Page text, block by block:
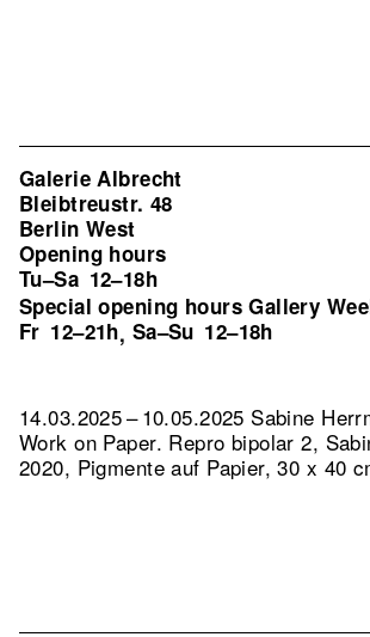
Galerie Albrecht
Bleibtreustr. 48
Berlin West
Opening hours
Tu–Sa 12–18h
Special opening hours Gallery
Fr 12–21h, Sa–Su 12–18h
14.03.2025 – 10.05.2025 Sabine
Work on Paper. Repro bipolar 2,
2020, Pigmente auf Papier, 30 x 40